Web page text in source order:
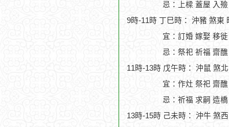
忌：上樑 蓋屋 入
9時-11時 丁巳時： 沖豬 煞東
宜：訂婚 嫁娶 移
忌：祭祀 祈福 齋
11時-13時 戊午時： 沖鼠 煞
宜：作灶 祭祀 齋
忌：祈福 求嗣 造
13時-15時 己未時： 沖牛 煞